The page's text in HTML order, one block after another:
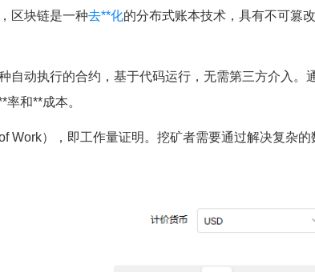
区块链是一种去**化的分布式账本技术，具有不可篡
自动执行的合约，基于代码运行，无需第三方介入。
和**成本。
Work），即工作量证明。挖矿者需要通过解决复杂的